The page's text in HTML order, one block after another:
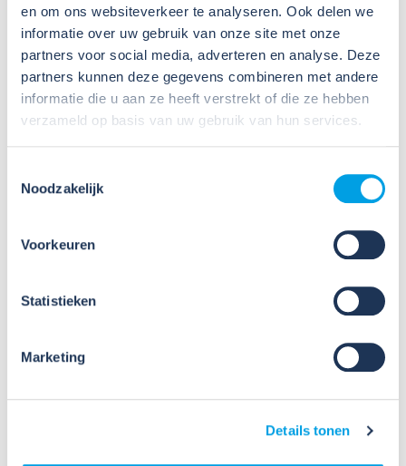
en om ons websiteverkeer te analyseren. Ook delen we
informatie over uw gebruik van onze site met onze
partners voor social media, adverteren en analyse. Deze
partners kunnen deze gegevens combineren met andere
informatie die u aan ze heeft verstrekt of die ze hebben
verzameld op basis van uw gebruik van hun services.
Noodzakelijk
Voorkeuren
Statistieken
Marketing
Details tonen
VIB of WIK? Wat heb je nodig om
veilig te werken met gevaarlijke
stoffen?
Veel organisaties hebben
Veiligheidsinformatiebladen (VIB's) of mini-VIB's
daarmee voldoe je nog niet aan de verplichtingen
Lees verder
Nieuws